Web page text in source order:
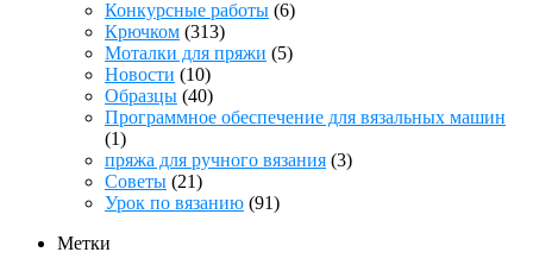
Конкурсные работы (6)
Крючком (313)
Моталки для пряжи (5)
Новости (10)
Образцы (40)
Программное обеспечение для вязальных машин
(1)
пряжа для ручного вязания (3)
Советы (21)
Урок по вязанию (91)
Метки